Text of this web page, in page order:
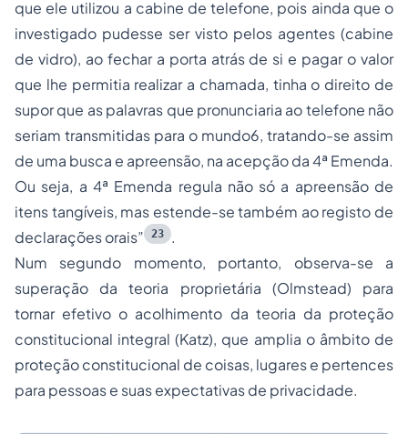
que ele utilizou a cabine de telefone, pois ainda que o
investigado pudesse ser visto pelos agentes (cabine
de vidro), ao fechar a porta atrás de si e pagar o valor
que lhe permitia realizar a chamada, tinha o direito de
supor que as palavras que pronunciaria ao telefone não
seriam transmitidas para o mundo6, tratando-se assim
de uma busca e apreensão, na acepção da 4ª Emenda.
Ou seja, a 4ª Emenda regula não só a apreensão de
itens tangíveis, mas estende-se também ao registo de
declarações orais” 23
.
Num segundo momento, portanto, observa-se a
superação da teoria proprietária (Olmstead) para
tornar efetivo o acolhimento da teoria da proteção
constitucional integral (Katz), que amplia o âmbito de
proteção constitucional de coisas, lugares e pertences
para pessoas e suas expectativas de privacidade.